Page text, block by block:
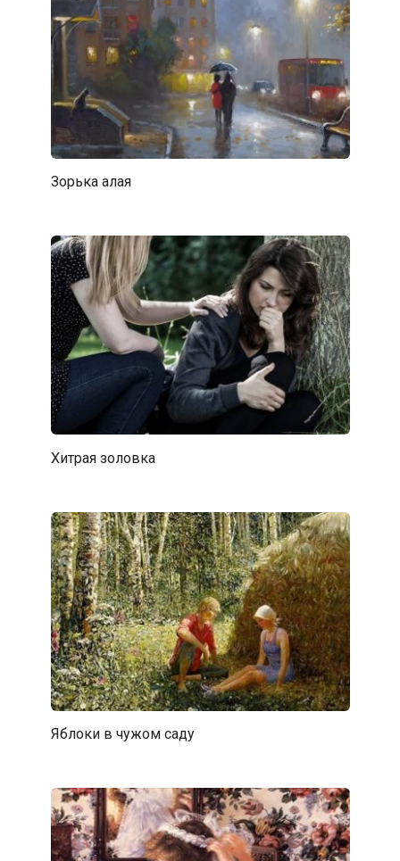
Зорька алая
Хитрая золовка
Яблоки в чужом саду